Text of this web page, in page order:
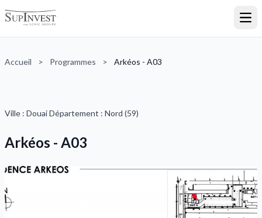
Accueil > Programmes > Arkéos - A03
Ville : Douai Département : Nord (59)
Arkéos - A03